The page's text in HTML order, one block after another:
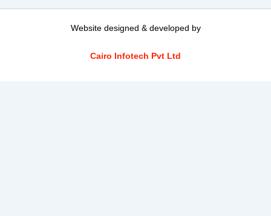
Website designed & developed by
Cairo Infotech Pvt Ltd